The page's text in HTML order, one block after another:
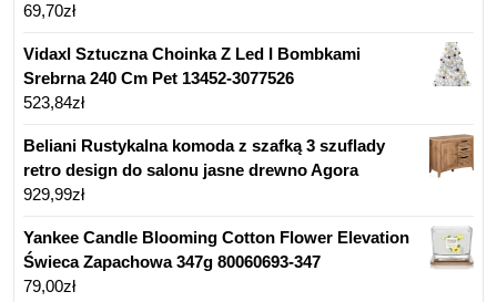
69,70zł
Vidaxl Sztuczna Choinka Z Led I Bombkami
Srebrna 240 Cm Pet 13452-3077526
523,84zł
Beliani Rustykalna komoda z szafką 3 szuflady
retro design do salonu jasne drewno Agora
929,99zł
Yankee Candle Blooming Cotton Flower Elevation
Świeca Zapachowa 347g 80060693-347
79,00zł